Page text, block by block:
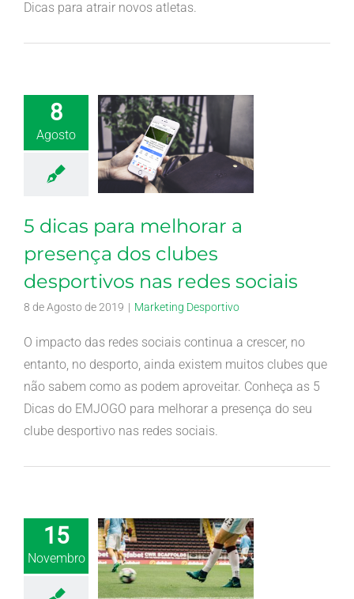
Dicas para atrair novos atletas.
8
Agosto
5 dicas para melhorar a
presença dos clubes
desportivos nas redes sociais
8 de Agosto de 2019 | Marketing Desportivo
O impacto das redes sociais continua a crescer, no
entanto, no desporto, ainda existem muitos clubes que
não sabem como as podem aproveitar. Conheça as 5
Dicas do EMJOGO para melhorar a presença do seu
clube desportivo nas redes sociais.
15
Novembro